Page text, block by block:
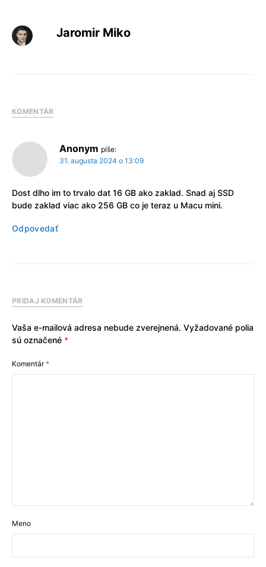
Jaromir Miko
KOMENTÁR
Anonym píše:
31. augusta 2024 o 13:09
Dost dlho im to trvalo dat 16 GB ako zaklad. Snad aj SSD
bude zaklad viac ako 256 GB co je teraz u Macu mini.
Odpovedať
PRIDAJ KOMENTÁR
Vaša e-mailová adresa nebude zverejnená. Vyžadované polia
sú označené *
Komentár*
Meno